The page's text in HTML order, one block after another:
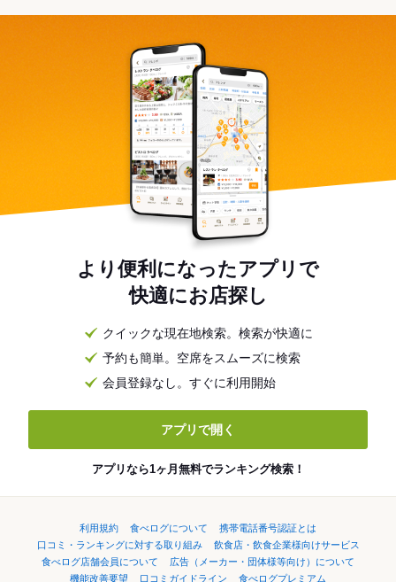
より便利になったアプリで
快適にお店探し
クイックな現在地検索。検索が快適に
予約も簡単。空席をスムーズに検索
会員登録なし。すぐに利用開始
アプリで開く
アプリなら1ヶ月無料でランキング検索！
利用規約 食べログについて
携帯電話番号認証とは
口コミ・ランキングに対する取り組み
飲食店・飲食企業様向けサービス
食べログ店舗会員について
広告（メーカー・団体様等向け）について
機能改善要望
口コミガイドライン 食べログプレミアム